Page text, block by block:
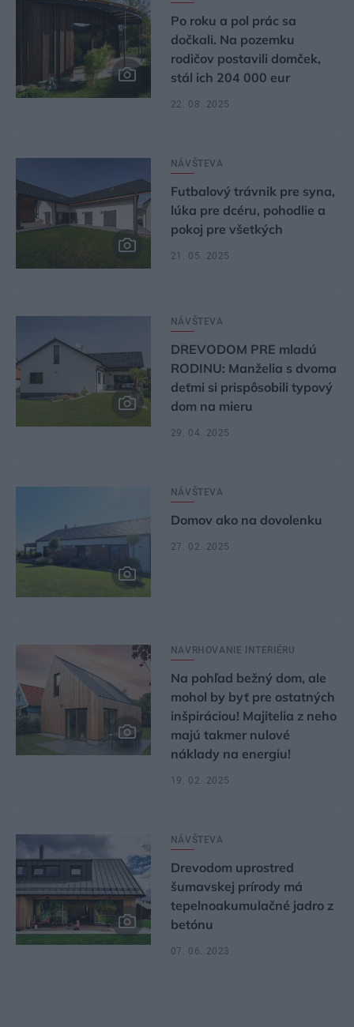
Po roku a pol prác sa
dočkali. Na pozemku
rodičov postavili domček,
stál ich 204 000 eur
22. 08. 2025
NÁVŠTEVA
Futbalový trávnik pre syna,
lúka pre dcéru, pohodlie a
pokoj pre všetkých
21. 05. 2025
NÁVŠTEVA
DREVODOM PRE mladú
RODINU: Manželia s dvoma
deťmi si prispôsobili typový
dom na mieru
29. 04. 2025
NÁVŠTEVA
Domov ako na dovolenku
27. 02. 2025
NAVRHOVANIE INTERIÉRU
Na pohľad bežný dom, ale
mohol by byť pre ostatných
inšpiráciou! Majitelia z neho
majú takmer nulové
náklady na energiu!
19. 02. 2025
NÁVŠTEVA
Drevodom uprostred
šumavskej prírody má
tepelnoakumulačné jadro z
betónu
07. 06. 2023